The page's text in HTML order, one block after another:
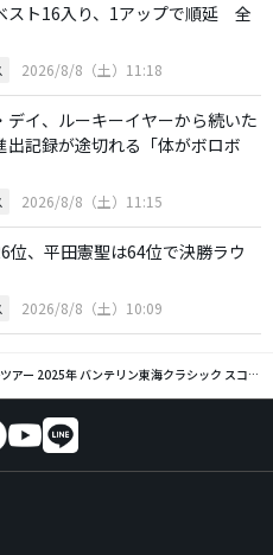
スト16入り、1アップで順延 全
2026/8/8（土）11:18
デイ、ルーキーイヤーから続いた
出記録が途切れる「体がボロボ
2026/8/8（土）11:15
位、平田憲聖は64位で決勝ラウ
2026/8/8（土）10:09
2025年 バンテリン東海クラシック スコア結果 リーダーボード